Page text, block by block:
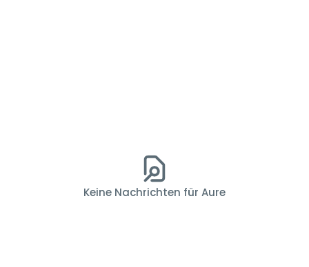
Keine Nachrichten für Aure